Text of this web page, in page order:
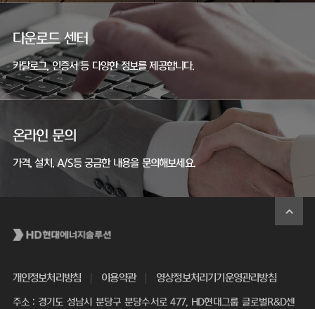
다운로드 센터
카탈로그, 인증서 등 다양한 정보를 제공합니다.
온라인 문의
가격, 설치, A/S등 궁금한 내용을 문의해보세요.
개인정보처리방침 이용약관 영상정보처리기기운영관리방침
주소 : 경기도 성남시 분당구 분당수서로 477, HD현대그룹 글로벌R&D센